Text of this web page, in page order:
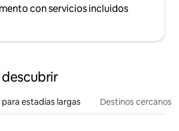
con servicios incluidos
estadías largas Destinos cercanos